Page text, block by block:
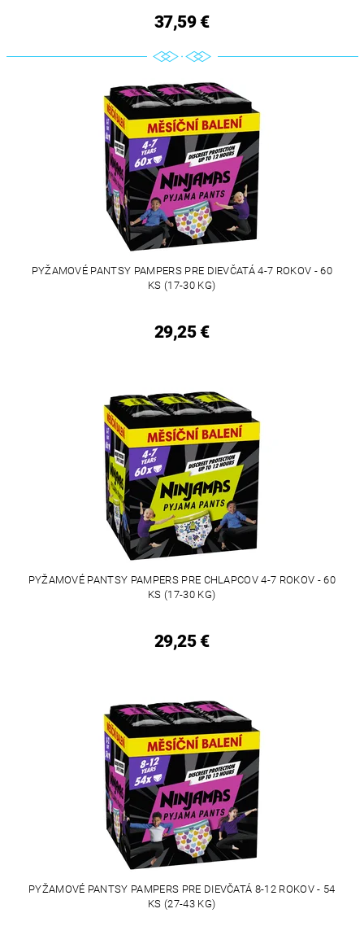
37,59 €
PYŽAMOVÉ PANTSY PAMPERS PRE DIEVČATÁ 4-7 ROKOV - 60
KS (17-30 KG)
29,25 €
PYŽAMOVÉ PANTSY PAMPERS PRE CHLAPCOV 4-7 ROKOV - 60
KS (17-30 KG)
29,25 €
PYŽAMOVÉ PANTSY PAMPERS PRE DIEVČATÁ 8-12 ROKOV - 54
KS (27-43 KG)